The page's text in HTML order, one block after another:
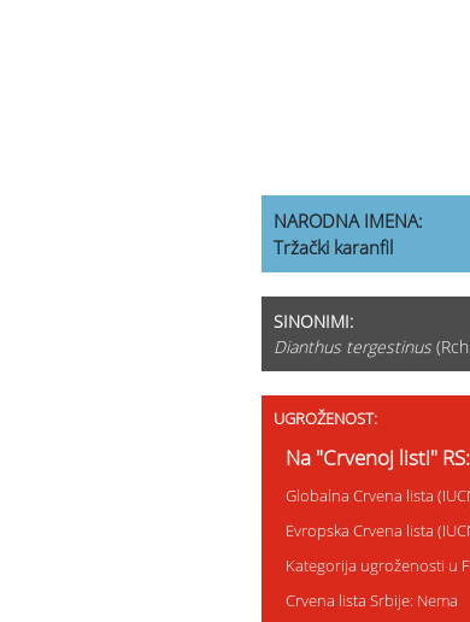
NARODNA IMENA:
Tržački karanfil
SINONIMI:
Dianthus tergestinus
UGROŽENOST:
Na "Crvenoj listi"
Globalna Crvena lista
Evropska Crvena lista
Kategorija ugroženosti u
Crvena lista Srbije: Nema